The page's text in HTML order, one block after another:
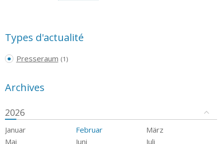
Types d'actualité
Presseraum (1)
Archives
2026
Januar Februar
März
Mai
Juni
Juli